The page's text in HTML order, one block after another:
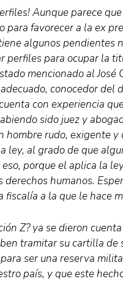
Aunque parece
para favorecer a la ex
algunos pendientes
perfiles para ocupar la
mencionado al
conocedor del
con experiencia
sido juez y
hombre rudo, exigente
ley, al grado de que
porque el aplica la
derechos humanos.
fiscalía a la que le hace
Z? ya se dieron
tramitar su cartilla
ser una reserva
país, y que este